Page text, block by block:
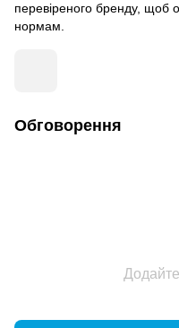
перевіреного бренду, щоб
нормам.
Обговорення